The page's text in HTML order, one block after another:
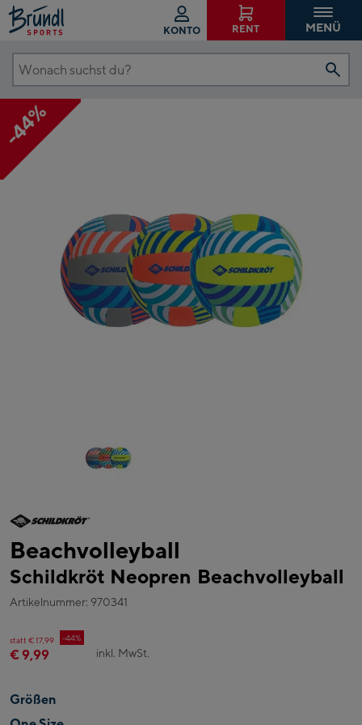
KONTO RENT MENÜ
Wonach
suchst
du?
-44%
Beachvolleyball
Schildkröt Neopren Beachvolleyball
Artikelnummer: 970341
statt € 17,99 -44%
€ 9,99 inkl. MwSt.
Größen